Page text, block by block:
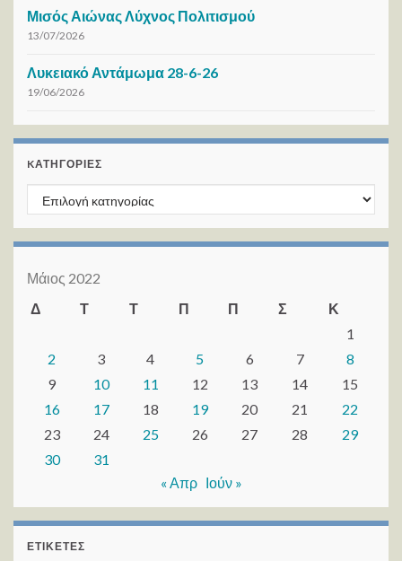
Μισός Αιώνας Λύχνος Πολιτισμού
13/07/2026
Λυκειακό Αντάμωμα 28-6-26
19/06/2026
KΑΤΗΓΟΡΊΕΣ
Kατηγορίες
Μάιος 2022
Δ
Τ Τ Π Π Σ
Κ
1
2
3 4 5 6 7
8
9
10 11 12 13 14
15
16
17 18 19 20 21
22
23
24 25 26 27 28
29
30
31
« Απρ Ιούν »
ΕΤΙΚΈΤΕΣ